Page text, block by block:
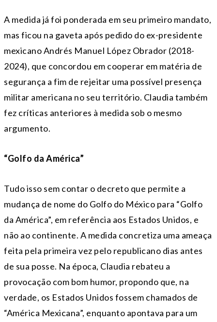
A medida já foi ponderada em seu primeiro mandato,
mas ficou na gaveta após pedido do ex-presidente
mexicano Andrés Manuel López Obrador (2018-
2024), que concordou em cooperar em matéria de
segurança a fim de rejeitar uma possível presença
militar americana no seu território. Claudia também
fez críticas anteriores à medida sob o mesmo
argumento.
“Golfo da América”
Tudo isso sem contar o decreto que permite a
mudança de nome do Golfo do México para “Golfo
da América”, em referência aos Estados Unidos, e
não ao continente. A medida concretiza uma ameaça
feita pela primeira vez pelo republicano dias antes
de sua posse. Na época, Claudia rebateu a
provocação com bom humor, propondo que, na
verdade, os Estados Unidos fossem chamados de
“América Mexicana”, enquanto apontava para um